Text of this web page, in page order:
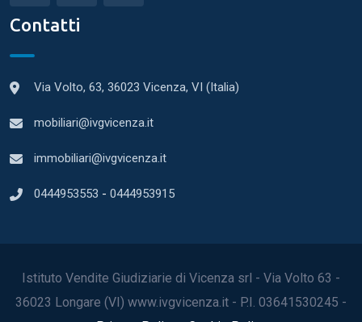
Contatti
Via Volto, 63, 36023 Vicenza, VI (Italia)
mobiliari@ivgvicenza.it
immobiliari@ivgvicenza.it
0444953553 - 0444953915
Istituto Vendite Giudiziarie di Vicenza srl - Via Volto 63 -
36023 Longare (VI) www.ivgvicenza.it - P.I. 03641530245 -